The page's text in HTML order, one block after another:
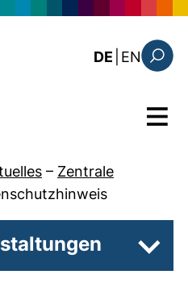
DE EN: the
Menü
– Zentrale